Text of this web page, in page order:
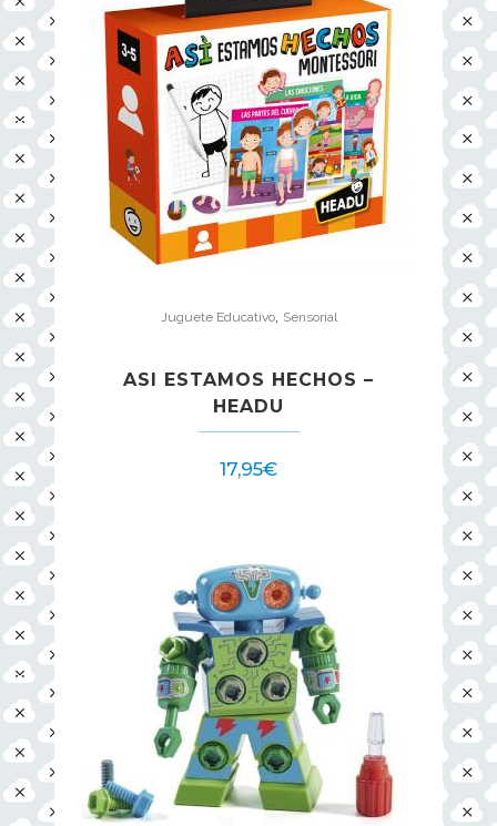
Juguete Educativo, Sensorial
ASI ESTAMOS HECHOS –
HEADU
17,95€